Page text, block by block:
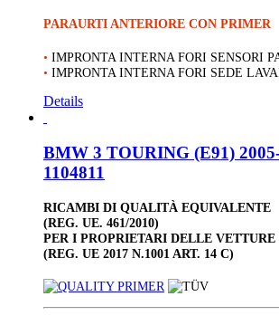
PARAURTI ANTERIORE CON PRIMER
• IMPRONTA INTERNA FORI SENSORI
• IMPRONTA INTERNA FORI SEDE
Details
BMW 3 TOURING (E91)
1104811
RICAMBI DI QUALITÀ EQUIVALENTE
(REG. UE. 461/2010)
PER I PROPRIETARI DELLE
(REG. UE 2017 N.1001 ART. 14 C)